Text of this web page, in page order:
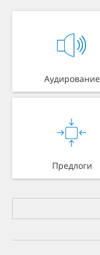
Аудирование
Предлоги